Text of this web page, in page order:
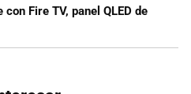
Fire TV, panel QLED de